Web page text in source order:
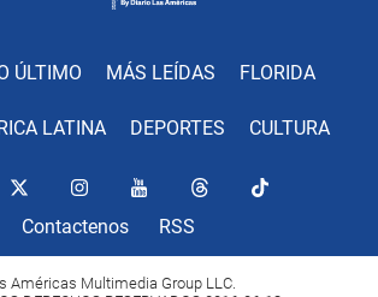
ÚLTIMO MÁS LEÍDAS FLORIDA
LATINA DEPORTES CULTURA
Contactenos RSS
Américas Multimedia Group LLC.